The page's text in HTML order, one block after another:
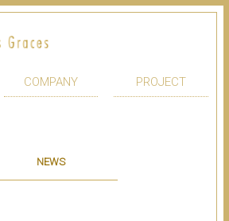
COMPANY PROJECT
NEWS